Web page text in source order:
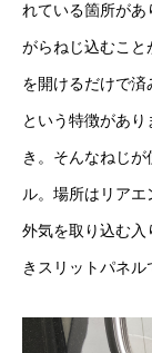
れている箇所があ
がらねじ込むこと
を開けるだけで
という特徴があ
き。そんなねじ
ル。場所はリア
外気を取り込む入
きスリットパネル